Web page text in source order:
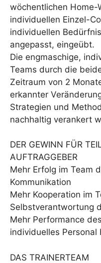
wöchentlichen Home-
individuellen Einzel-
individuellen
angepasst, eingeübt.
Die engmaschige,
Teams durch die
Zeitraum von 2
erkannter
Strategien und
nachhaltig verankert
DER GEWINN FÜR
AUFTRAGGEBER
Mehr Erfolg im Team
Kommunikation
Mehr Kooperation im
Selbstverantwortung
Mehr Performance
individuelles
DAS TRAINERTEAM